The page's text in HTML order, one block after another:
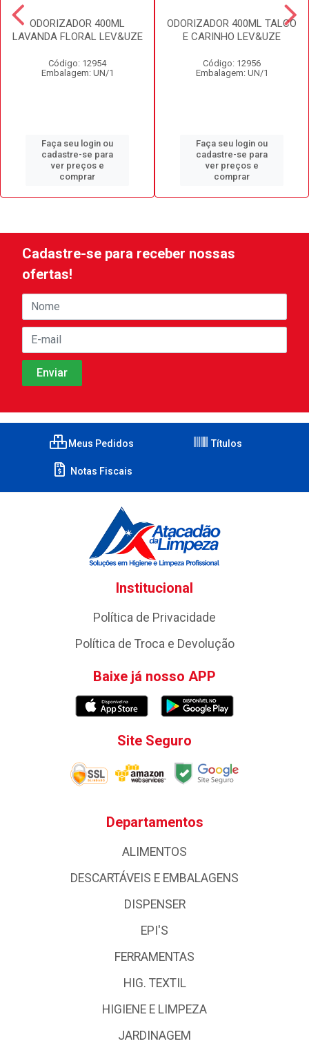
ODORIZADOR 400ML
LAVANDA FLORAL LEV&UZE
Código: 12954
Embalagem: UN/1
Faça seu login ou
cadastre-se para
ver preços e
comprar
ODORIZADOR 400ML TALCO
E CARINHO LEV&UZE
Código: 12956
Embalagem: UN/1
Faça seu login ou
cadastre-se para
ver preços e
comprar
Cadastre-se para receber nossas
ofertas!
Meus Pedidos Títulos
Notas Fiscais
Institucional
Política de Privacidade
Política de Troca e Devolução
Baixe já nosso APP
Site Seguro
Departamentos
ALIMENTOS
DESCARTÁVEIS E EMBALAGENS
DISPENSER
EPI'S
FERRAMENTAS
HIG. TEXTIL
HIGIENE E LIMPEZA
JARDINAGEM